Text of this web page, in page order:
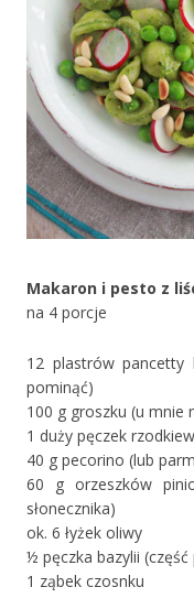
Makaron i pesto z
na 4 porcje
12 plastrów pancetty
pominąć)
100 g groszku (u mnie
1 duży pęczek
40 g pecorino (lub
60 g orzeszków
słonecznika)
ok. 6 łyżek oliwy
½ pęczka bazylii
1 ząbek czosnku